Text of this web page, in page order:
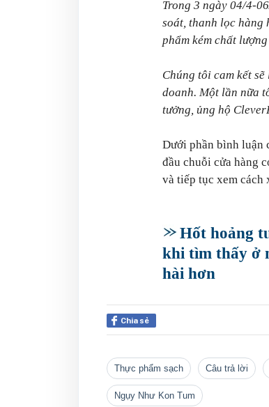
Trong 3 ngày 04/4-
soát, thanh lọc hàng
phẩm kém chất
Chúng tôi cam kết
doanh. Một lần nữa
tưởng, ủng hộ
Dưới phần bình luận
đầu chuỗi cửa hàng
và tiếp tục xem cách
Hốt hoảng
khi tìm thấy ở
hài hơn
Chia sẻ
Thực phẩm sạch câu trả lời
Ngụy Như Kon Tum